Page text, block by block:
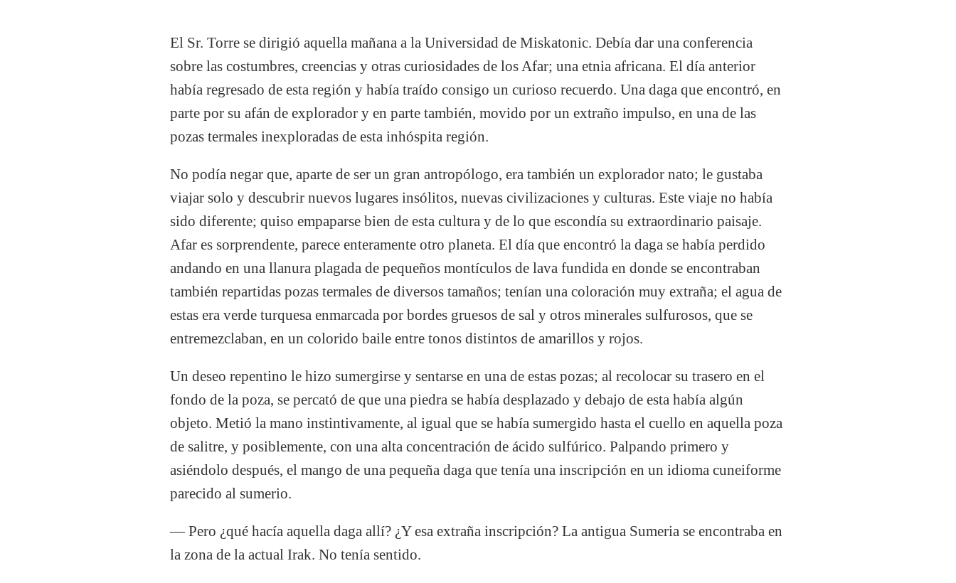
El Sr. Torre se dirigió aquella mañana a la Universidad de Miskatonic. Debía dar una conferencia
sobre las costumbres, creencias y otras curiosidades de los Afar; una etnia africana. El día anterior
había regresado de esta región y había traído consigo un curioso recuerdo. Una daga que encontró, en
parte por su afán de explorador y en parte también, movido por un extraño impulso, en una de las
pozas termales inexploradas de esta inhóspita región.
No podía negar que, aparte de ser un gran antropólogo, era también un explorador nato; le gustaba
viajar solo y descubrir nuevos lugares insólitos, nuevas civilizaciones y culturas. Este viaje no había
sido diferente; quiso empaparse bien de esta cultura y de lo que escondía su extraordinario paisaje.
Afar es sorprendente, parece enteramente otro planeta. El día que encontró la daga se había perdido
andando en una llanura plagada de pequeños montículos de lava fundida en donde se encontraban
también repartidas pozas termales de diversos tamaños; tenían una coloración muy extraña; el agua de
estas era verde turquesa enmarcada por bordes gruesos de sal y otros minerales sulfurosos, que se
entremezclaban, en un colorido baile entre tonos distintos de amarillos y rojos.
Un deseo repentino le hizo sumergirse y sentarse en una de estas pozas; al recolocar su trasero en el
fondo de la poza, se percató de que una piedra se había desplazado y debajo de esta había algún
objeto. Metió la mano instintivamente, al igual que se había sumergido hasta el cuello en aquella poza
de salitre, y posiblemente, con una alta concentración de ácido sulfúrico. Palpando primero y
asiéndolo después, el mango de una pequeña daga que tenía una inscripción en un idioma cuneiforme
parecido al sumerio.
— Pero ¿qué hacía aquella daga allí? ¿Y esa extraña inscripción? La antigua Sumeria se encontraba en
la zona de la actual Irak. No tenía sentido.